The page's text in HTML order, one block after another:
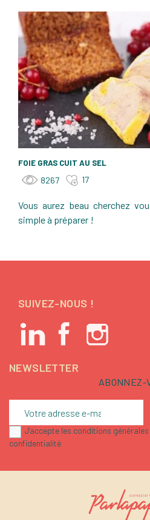
FOIE GRAS CUIT AU SEL
8267 17
Vous aurez beau cherchez
simple à préparer !
SUIVEZ-NOUS !
NEWSLETTER
ABONNEZ-
J'accepte les conditions
confidentialité